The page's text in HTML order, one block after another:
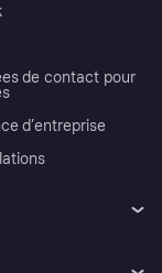
de contact pour
d’entreprise